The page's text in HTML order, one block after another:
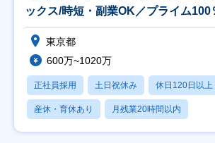
ックス/時短・副業OK／プライム100
東京都
600万~1020万
正社員採用 土日祝休み 休日120日以上
産休・育休あり 月残業20時間以内